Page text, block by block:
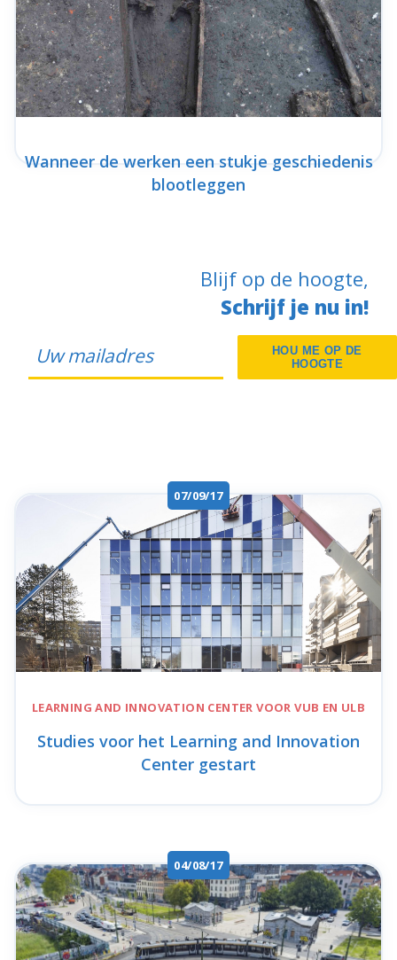
Wanneer de werken een stukje geschiedenis
blootleggen
Blijf op de hoogte,
Schrijf je nu in!
HOU ME OP DE
HOOGTE
07/09/17
LEARNING AND INNOVATION CENTER VOOR VUB EN ULB
Studies voor het Learning and Innovation
Center gestart
04/08/17